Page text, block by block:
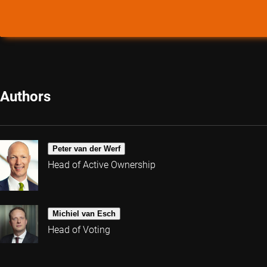
Authors
Peter van der Werf
Head of Active Ownership
Michiel van Esch
Head of Voting